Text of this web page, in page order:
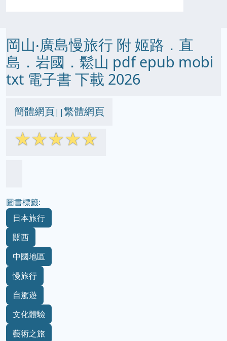
岡山‧廣島慢旅行 附 姬路．直
島．岩國．鬆山 pdf epub mobi
txt 電子書 下載 2026
簡體網頁||繁體網頁
☆☆☆☆☆
圖書標籤:
日本旅行
關西
中國地區
慢旅行
自駕遊
文化體驗
藝術之旅